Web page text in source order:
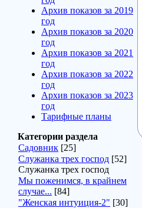
Архив показов за 2019
год
Архив показов за 2020
год
Архив показов за 2021
год
Архив показов за 2022
год
Архив показов за 2023
год
Тарифные планы
Категории раздела
Садовник [25]
Служанка трех господ [52]
Служанка трех господ
Мы поженимся, в крайнем
случае... [84]
"Женская интуиция-2" [30]